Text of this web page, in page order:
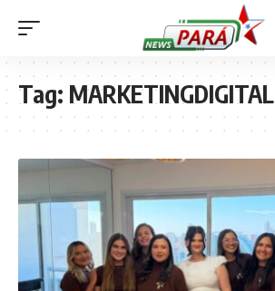
Tag: MARKETINGDIGITAL